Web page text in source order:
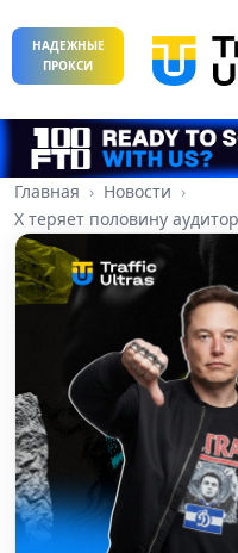
НАДЕЖНЫЕ
ПРОКСИ
Главная
Новости
X теряет половину